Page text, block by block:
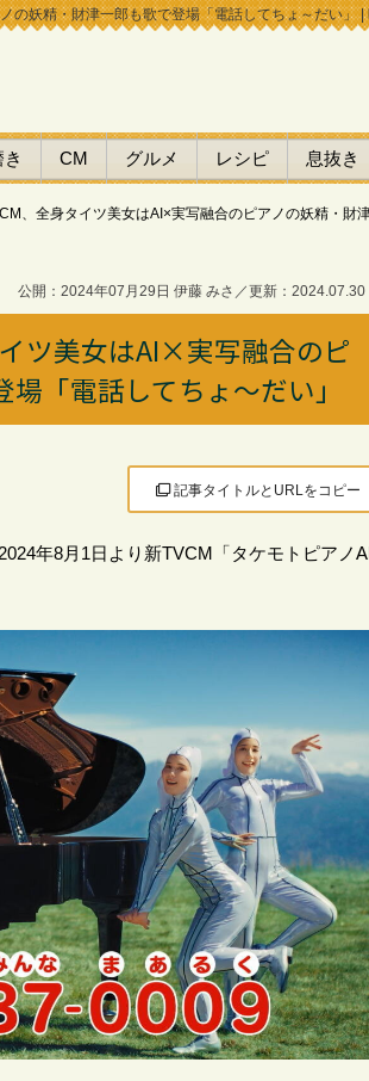
の妖精・財津一郎も歌で登場「電話してちょ～だい」 |
CM グルメ レシピ 息抜き
、全身タイツ美女はAI×実写融合のピアノの妖精・財
公開：2024年07月29日 伊藤 みさ／更新：2024.07.30
ツ美女はAI×実写融合のピ
「電話してちょ～だい」
記事タイトルとURLをコピー
年8月1日より新TVCM「タケモトピアノ